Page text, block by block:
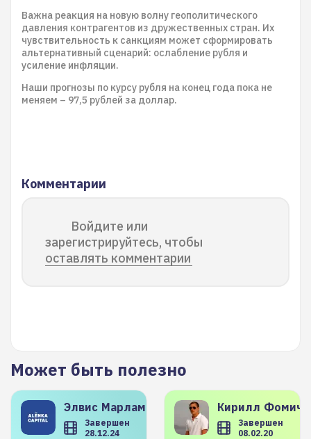
Важна реакция на новую волну геополитического
давления контрагентов из дружественных стран. Их
чувствительность к санкциям может сформировать
альтернативный сценарий: ослабление рубля и
усиление инфляции.
Наши прогнозы по курсу рубля на конец года пока не
меняем – 97,5 рублей за доллар.
Комментарии
Войдите или
зарегистрируйтесь, чтобы
оставлять комментарии
Может быть полезно
Элвис Марламов
Завершен
28.12.24
Кирилл
Завершен
08.02.20